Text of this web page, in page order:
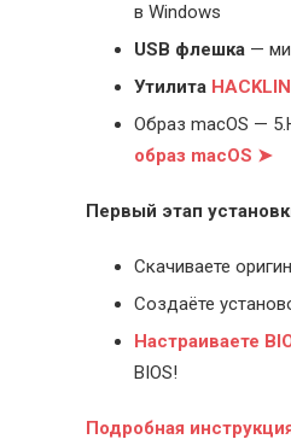
в Windows
USB флешка —
Утилита
Образ macOS —
образ macOS ➤
Первый этап
Скачиваете
Создаёте
Настраиваете
BIOS!
Подробная